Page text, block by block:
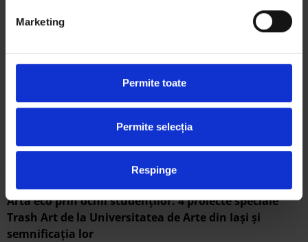
Marketing
Permite toate
Permite selecția
Respinge
ARTICOLE RECENTE
Trash Art de la Liceul de Arte Dimitrie Paciurea și
semnificația lor
Arta eco prin ochii studenților: 4 proiecte speciale
Trash Art de la Universitatea de Arte din Iași și
semnificația lor